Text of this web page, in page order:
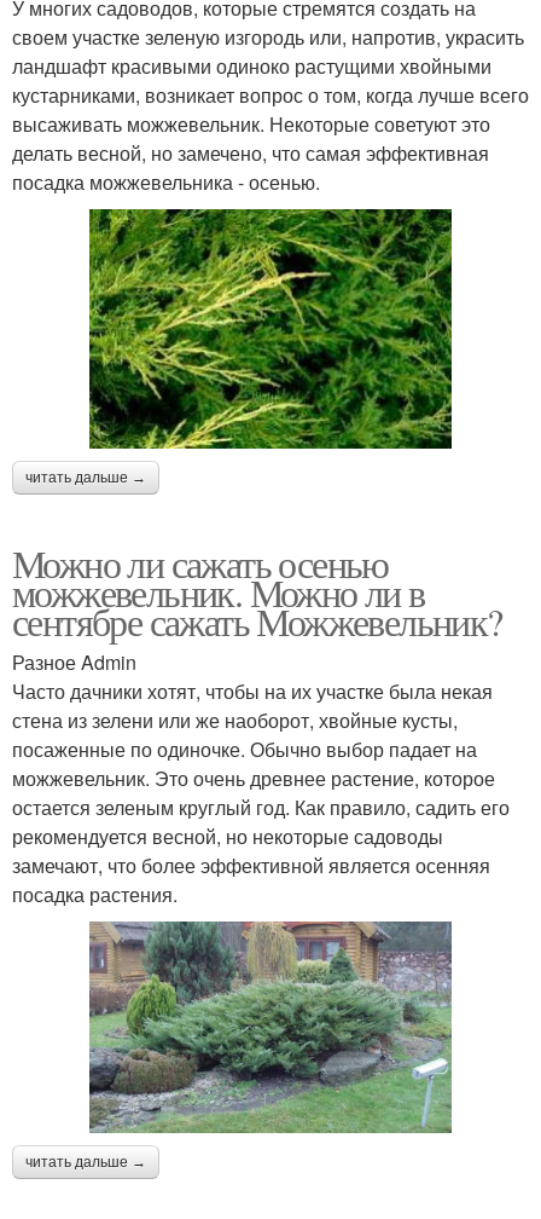
У многих садоводов, которые стремятся создать на
своем участке зеленую изгородь или, напротив, украсить
ландшафт красивыми одиноко растущими хвойными
кустарниками, возникает вопрос о том, когда лучше всего
высаживать можжевельник. Некоторые советуют это
делать весной, но замечено, что самая эффективная
посадка можжевельника - осенью.
читать дальше →
Можно ли сажать осенью
можжевельник. Можно ли в
сентябре сажать Можжевельник?
Разное Admin
Часто дачники хотят, чтобы на их участке была некая
стена из зелени или же наоборот, хвойные кусты,
посаженные по одиночке. Обычно выбор падает на
можжевельник. Это очень древнее растение, которое
остается зеленым круглый год. Как правило, садить его
рекомендуется весной, но некоторые садоводы
замечают, что более эффективной является осенняя
посадка растения.
читать дальше →